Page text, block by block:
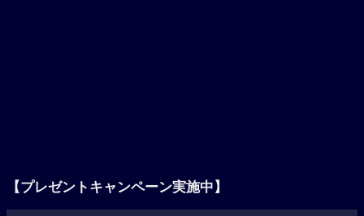
【プレゼントキャンペーン実施中】